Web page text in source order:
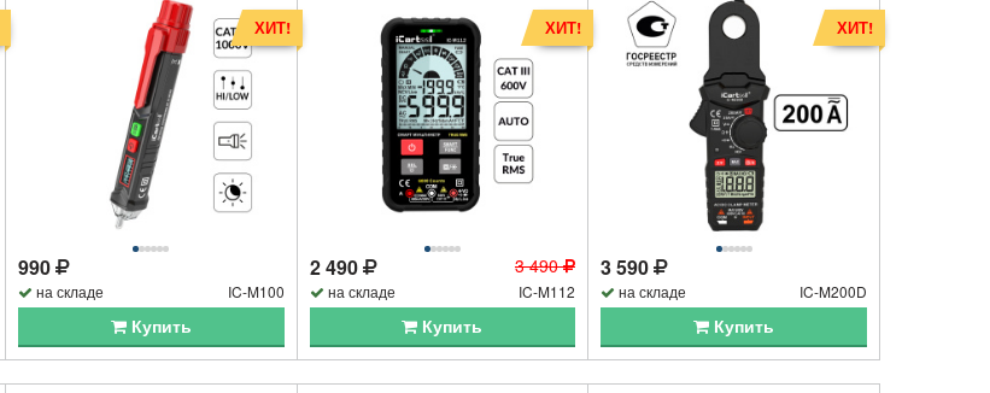
990
на складе IC-M100
Купить
ХИТ!
3 490
2 490
на складе IC-M112
Купить
ХИТ!
3 590
на складе IC-M200D
Купить
ХИТ!